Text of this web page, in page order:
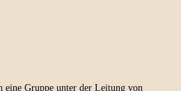
eine Gruppe unter der Leitung von